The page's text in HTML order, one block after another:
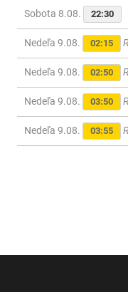
Sobota 8.08. 22:30
Nedeľa 9.08. 02:15
Nedeľa 9.08. 02:50
Nedeľa 9.08. 03:50
Nedeľa 9.08. 03:55